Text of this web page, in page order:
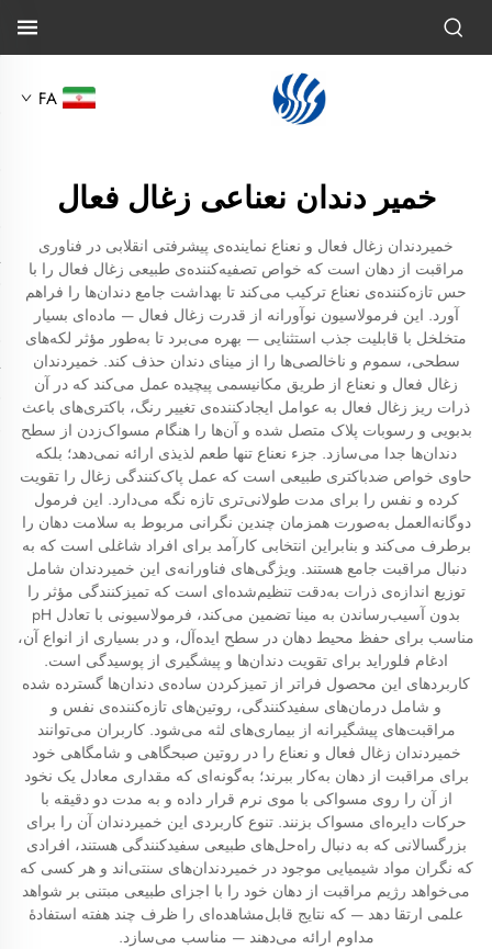
FA
خمیر دندان نعناعی زغال فعال
خمیردندان زغال فعال و نعناع نماینده‌ی پیشرفتی انقلابی در فناوری
مراقبت از دهان است که خواص تصفیه‌کننده‌ی طبیعی زغال فعال را با
حس تازه‌کننده‌ی نعناع ترکیب می‌کند تا بهداشت جامع دندان‌ها را فراهم
آورد. این فرمولاسیون نوآورانه از قدرت زغال فعال — ماده‌ای بسیار
متخلخل با قابلیت جذب استثنایی — بهره می‌برد تا به‌طور مؤثر لکه‌های
سطحی، سموم و ناخالصی‌ها را از مینای دندان حذف کند. خمیردندان
زغال فعال و نعناع از طریق مکانیسمی پیچیده عمل می‌کند که در آن
ذرات ریز زغال فعال به عوامل ایجادکننده‌ی تغییر رنگ، باکتری‌های باعث
بدبویی و رسوبات پلاک متصل شده و آن‌ها را هنگام مسواک‌زدن از سطح
دندان‌ها جدا می‌سازد. جزء نعناع تنها طعم لذیذی ارائه نمی‌دهد؛ بلکه
حاوی خواص ضدباکتری طبیعی است که عمل پاک‌کنندگی زغال را تقویت
کرده و نفس را برای مدت طولانی‌تری تازه نگه می‌دارد. این فرمول
دوگانه‌العمل به‌صورت همزمان چندین نگرانی مربوط به سلامت دهان را
برطرف می‌کند و بنابراین انتخابی کارآمد برای افراد شاغلی است که به
دنبال مراقبت جامع هستند. ویژگی‌های فناورانه‌ی این خمیردندان شامل
توزیع اندازه‌ی ذرات به‌دقت تنظیم‌شده‌ای است که تمیزکنندگی مؤثر را
بدون آسیب‌رساندن به مینا تضمین می‌کند، فرمولاسیونی با تعادل pH
مناسب برای حفظ محیط دهان در سطح ایده‌آل، و در بسیاری از انواع آن،
ادغام فلوراید برای تقویت دندان‌ها و پیشگیری از پوسیدگی است.
کاربردهای این محصول فراتر از تمیزکردن ساده‌ی دندان‌ها گسترده شده
و شامل درمان‌های سفیدکنندگی، روتین‌های تازه‌کننده‌ی نفس و
مراقبت‌های پیشگیرانه از بیماری‌های لثه می‌شود. کاربران می‌توانند
خمیردندان زغال فعال و نعناع را در روتین صبحگاهی و شامگاهی خود
برای مراقبت از دهان به‌کار ببرند؛ به‌گونه‌ای که مقداری معادل یک نخود
از آن را روی مسواکی با موی نرم قرار داده و به مدت دو دقیقه با
حرکات دایره‌ای مسواک بزنند. تنوع کاربردی این خمیردندان آن را برای
بزرگسالانی که به دنبال راه‌حل‌های طبیعی سفیدکنندگی هستند، افرادی
که نگران مواد شیمیایی موجود در خمیردندان‌های سنتی‌اند و هر کسی که
می‌خواهد رژیم مراقبت از دهان خود را با اجزای طبیعی مبتنی بر شواهد
علمی ارتقا دهد — که نتایج قابل‌مشاهده‌ای را ظرف چند هفته استفادهٔ
مداوم ارائه می‌دهند — مناسب می‌سازد.